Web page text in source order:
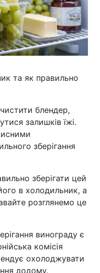
та як правильно
блендер,
залишків їжі.
зберігання
зберігати цей
в холодильник, а
розглянемо це
винограду є
комісія
охолоджувати
додому.